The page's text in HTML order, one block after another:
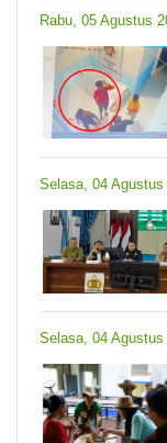
Rabu, 05 Agustus
Selasa, 04 Agustus
Selasa, 04 Agustus